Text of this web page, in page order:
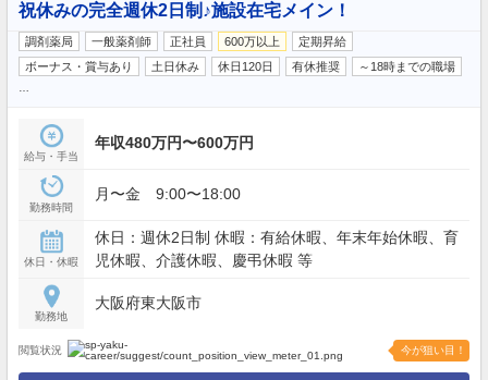
祝休みの完全週休2日制♪施設在宅メイン！
調剤薬局 一般薬剤師 正社員 600万以上
定期昇給
ボーナス・賞与あり
土日休み 休日120日 有休推奨 ～18時までの職場
給与・手当
年収480万円〜600万円
勤務時間
月〜金 9:00〜18:00
休日・休暇
休日：週休2日制 休暇：有給休暇、年末年始休暇、育
児休暇、介護休暇、慶弔休暇 等
勤務地
大阪府東大阪市
閲覧状況 今が狙い目！